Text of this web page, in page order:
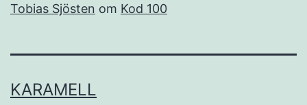
Tobias Sjösten om Kod 100
KARAMELL